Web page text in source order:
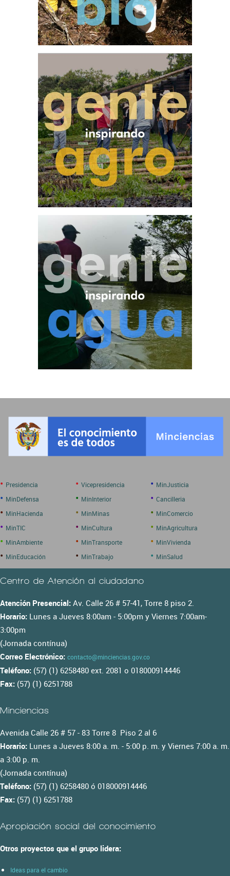
• Presidencia • Vicepresidencia • MinJusticia
• MinDefensa • MinInterior • Cancilleria
• MinHacienda • MinMinas • MinComercio
• MinTIC • MinCultura • MinAgricultura
• MinAmbiente • MinTransporte • MinVivienda
• MinEducación • MinTrabajo • MinSalud
Centro de Atención al ciudadano
Atención Presencial: Av. Calle 26 # 57-41, Torre 8 piso 2.
Horario: Lunes a Jueves 8:00am - 5:00pm y Viernes 7:00am-
3:00pm
(Jornada contínua)
Correo Electrónico: contacto@minciencias.gov.co
Teléfono: (57) (1) 6258480 ext. 2081 o 018000914446
Fax: (57) (1) 6251788
Minciencias
Avenida Calle 26 # 57 - 83 Torre 8 Piso 2 al 6
Horario: Lunes a Jueves 8:00 a. m. - 5:00 p. m. y Viernes 7:00 a. m.
a 3:00 p. m.
(Jornada contínua)
Teléfono: (57) (1) 6258480 ó 018000914446
Fax: (57) (1) 6251788
Apropiación social del conocimiento
Otros proyectos que el grupo lidera:
Ideas para el cambio